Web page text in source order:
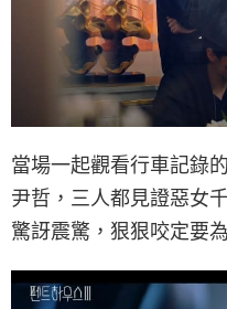
當場一起觀看行車記錄
尹哲，三人都見證惡女
驚訝震驚，狠狠咬定要